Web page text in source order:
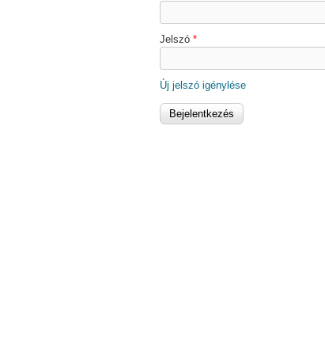
Jelszó *
Új jelszó igénylése